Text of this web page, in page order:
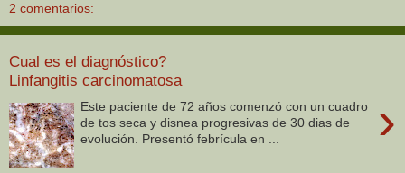
2 comentarios:
Cual es el diagnóstico?
Linfangitis carcinomatosa
›
Este paciente de 72 años comenzó con un cuadro
de tos seca y disnea progresivas de 30 dias de
evolución. Presentó febrícula en ...